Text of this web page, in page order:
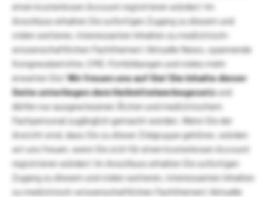
einen kostenlosen Account registrieren würden! Im
Anschluss erhalten Sie sofortigen Zugang zu diesem und
vielen weiteren, interessanten Inhalten zu medizinisch-
wissenschaftlichen Fachthemen! Aktuelle News, spannende
Kongressberichte, CME-Fortbildungen und vieles mehr
erwarten Sie!Wir freuen uns auf Sie!Die Inhalte dieser
Seite unterliegen dem Heilmittelwerbegesetzund
dürfen nur ausgewiesenen Ärzten und medizinischem
Fachpersonal zugänglich gemacht werden. Wenn Sie der
Ansicht sind, dass Sie zu dieser Zielgruppe gehören, würden
wir uns freuen, wenn Sie sich für einen kostenlosen Account
registrieren würden! Im Anschluss erhalten Sie sofortigen
Zugang zu diesem und vielen weiteren, interessanten Inhalten
zu medizinisch-wissenschaftlichen Fachthemen! Aktuelle